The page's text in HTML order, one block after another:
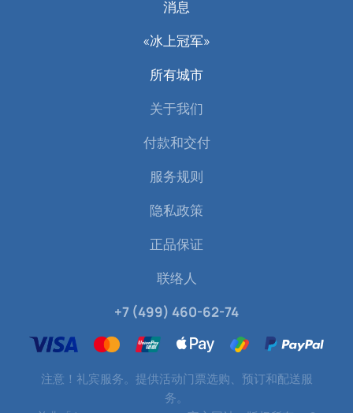
消息
«冰上冠军»
所有城市
关于我们
付款和交付
服务规则
隐私政策
正品保证
联络人
+7 (499) 460-62-74
注意！礼宾服务。提供活动门票选购、预订和配送服
务。